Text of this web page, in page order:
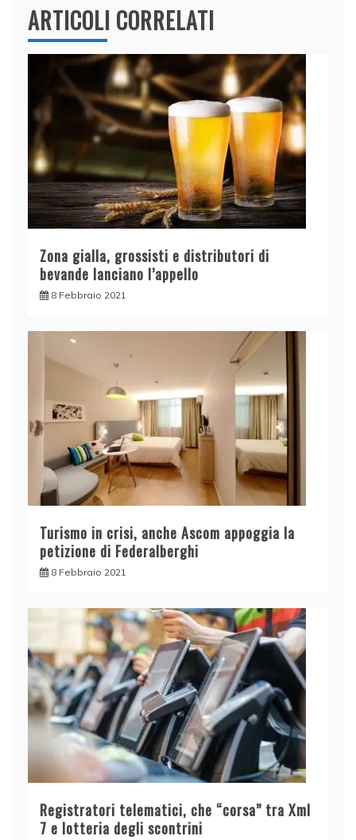
ARTICOLI CORRELATI
Zona gialla, grossisti e distributori di
bevande lanciano l’appello
8 Febbraio 2021
Turismo in crisi, anche Ascom appoggia la
petizione di Federalberghi
8 Febbraio 2021
Registratori telematici, che “corsa” tra Xml
7 e lotteria degli scontrini